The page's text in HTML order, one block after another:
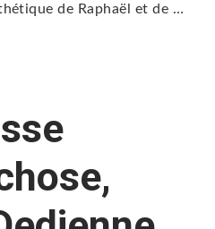
de Raphaël et de …